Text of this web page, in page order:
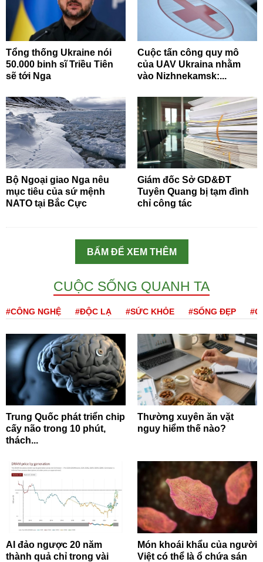
Tổng thống Ukraine nói
50.000 binh sĩ Triều Tiên
sẽ tới Nga
Cuộc tấn công quy mô
của UAV Ukraina nhằm
vào Nizhnekamsk:...
Bộ Ngoại giao Nga nêu
mục tiêu của sứ mệnh
NATO tại Bắc Cực
Giám đốc Sở GD&ĐT
Tuyên Quang bị tạm đình
chỉ công tác
BẤM ĐỂ XEM THÊM
CUỘC SỐNG QUANH TA
#CÔNG NGHỆ #ĐỘC LẠ #SỨC KHỎE #SỐNG ĐẸP
Trung Quốc phát triển chip
cấy não trong 10 phút,
thách...
Thường xuyên ăn vặt
nguy hiểm thế nào?
AI đảo ngược 20 năm
thành quả chỉ trong vài
Món khoái khẩu của người
Việt có thể là ổ chứa sán